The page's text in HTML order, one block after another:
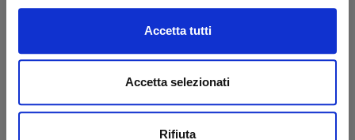
Accetta tutti
Accetta selezionati
Rifiuta
€ 189,05+VAT
To order
Buy
€ 288,00+VAT
Buy